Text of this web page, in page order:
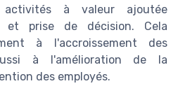
à valeur ajoutée
et prise de décision. Cela
à l'accroissement des
à l'amélioration de la
des employés.